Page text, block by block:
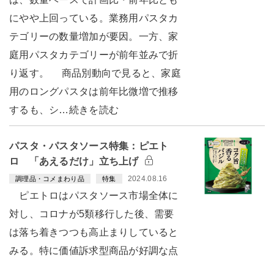
にやや上回っている。業務用パスタカ
テゴリーの数量増加が要因。一方、家
庭用パスタカテゴリーが前年並みで折
り返す。 商品別動向で見ると、家庭
用のロングパスタは前年比微増で推移
するも、シ…続きを読む
パスタ・パスタソース特集：ピエト
ロ 「あえるだけ」立ち上げ
調理品・コメまわり品 特集 2024.08.16
ピエトロはパスタソース市場全体に
対し、コロナが5類移行した後、需要
は落ち着きつつも高止まりしていると
みる。特に価値訴求型商品が好調な点